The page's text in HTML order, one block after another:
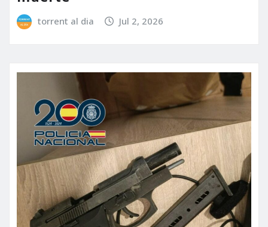
torrent al dia Jul 2, 2026